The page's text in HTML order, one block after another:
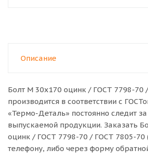
Описание
Болт M 30x170 оцинк / ГОСТ 7798-70
производится в соответствии с
«Термо-Деталь» постоянно следит
выпускаемой продукции. Заказать
оцинк / ГОСТ 7798-70 / ГОСТ 7805-70
телефону, либо через форму